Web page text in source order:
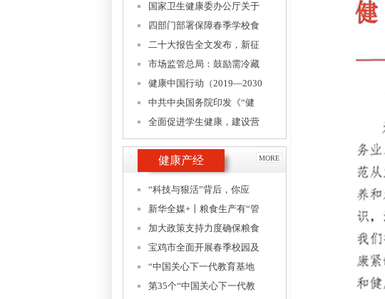
国家卫生健康委办公厅关于
四部门部署保障春季学校食
二十大报告全文发布，新征
市场监管总局：鼓励需冷藏
健康中国行动（2019—2030
中共中央国务院印发《“健
全面促进学生健康，建设营
健康产经 MORE
“科技与狠活”背后，你应
新华全媒+丨粮食生产有“管
加大政策支持力度确保粮食
宝鸡市全面开展春季校园及
“中国关心下一代教育基地
第35个“中国关心下一代教